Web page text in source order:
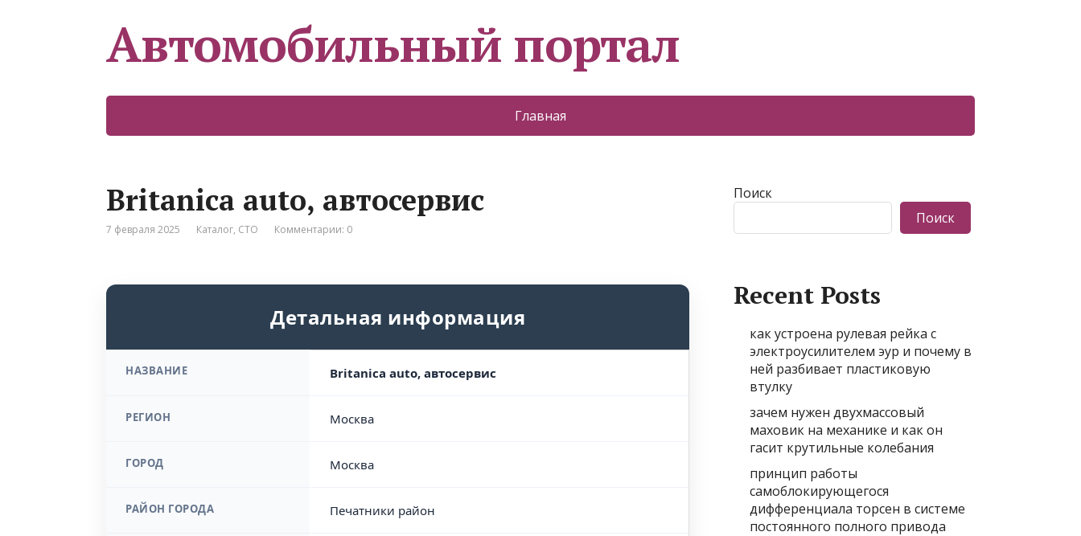
Автомобильный портал
Главная
Britanica auto, автосервис
7 февраля 2025 Каталог, СТО Комментарии: 0
Детальная информация
НАЗВАНИЕ Britanica auto, автосервис
РЕГИОН Москва
ГОРОД Москва
РАЙОН ГОРОДА Печатники район
Поиск
Поиск
Recent Posts
как устроена рулевая рейка с
электроусилителем эур и почему в
ней разбивает пластиковую
втулку
зачем нужен двухмассовый
маховик на механике и как он
гасит крутильные колебания
принцип работы
самоблокирующегося
дифференциала торсен в системе
постоянного полного привода